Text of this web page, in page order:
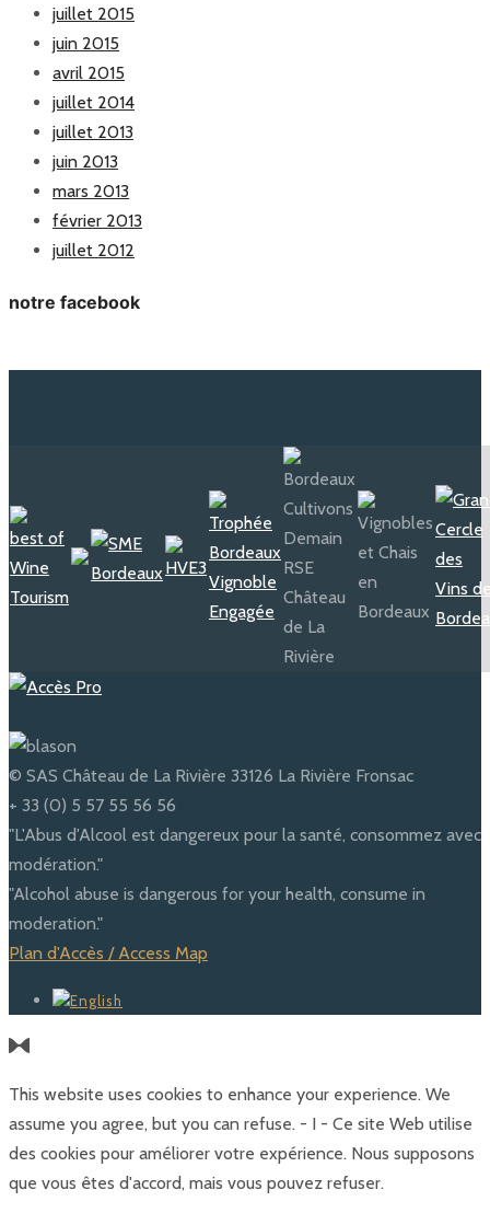
juillet 2015
juin 2015
avril 2015
juillet 2014
juillet 2013
juin 2013
mars 2013
février 2013
juillet 2012
notre facebook
© SAS Château de La Rivière 33126 La Rivière Fronsac
+ 33 (0) 5 57 55 56 56
"L'Abus d'Alcool est dangereux pour la santé, consommez avec
modération."
"Alcohol abuse is dangerous for your health, consume in
moderation."
Plan d'Accès / Access Map
This website uses cookies to enhance your experience. We
assume you agree, but you can refuse. - I - Ce site Web utilise
des cookies pour améliorer votre expérience. Nous supposons
que vous êtes d'accord, mais vous pouvez refuser.